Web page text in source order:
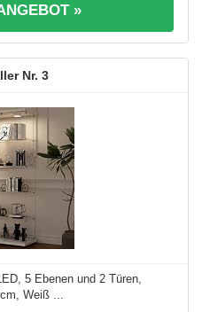
»
3
5 Ebenen und 2 Türen,
Weiß ...